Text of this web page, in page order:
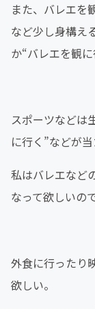
また、バレエを
など少し身構え
か“バレエを観
スポーツなどは
に行く”などが
私はバレエなど
なって欲しいの
外食に行ったり
欲しい。